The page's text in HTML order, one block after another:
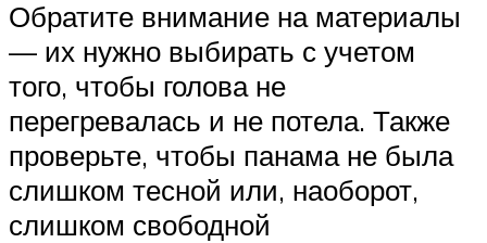
Обратите внимание на материалы
— их нужно выбирать с учетом
того, чтобы голова не
перегревалась и не потела. Также
проверьте, чтобы панама не была
слишком тесной или, наоборот,
слишком свободной